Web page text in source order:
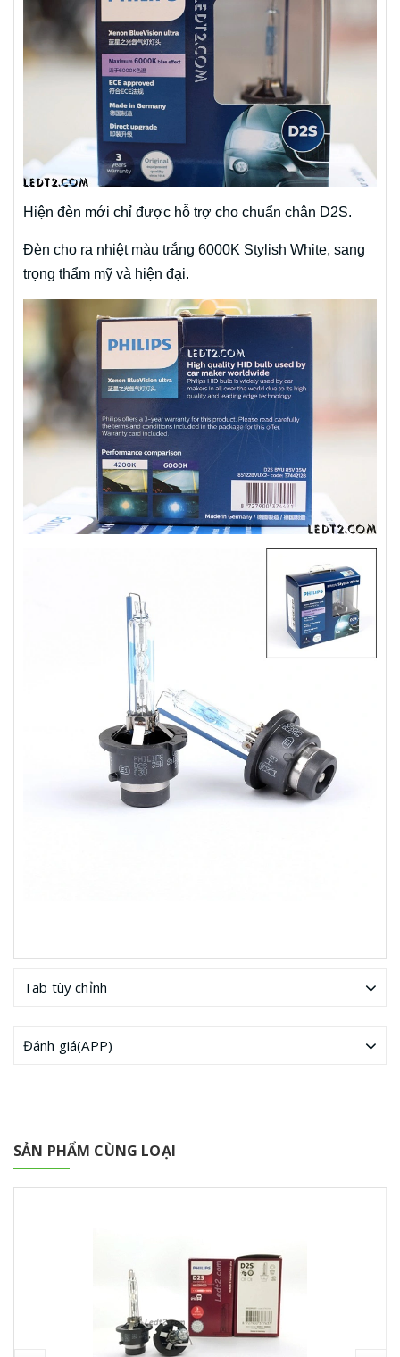
Hiện đèn mới chỉ được hỗ trợ cho chuẩn chân D2S.
Đèn cho ra nhiệt màu trắng 6000K Stylish White, sang
trọng thẩm mỹ và hiện đại.
Tab tùy chỉnh
Đánh giá(APP)
SẢN PHẨM CÙNG LOẠI